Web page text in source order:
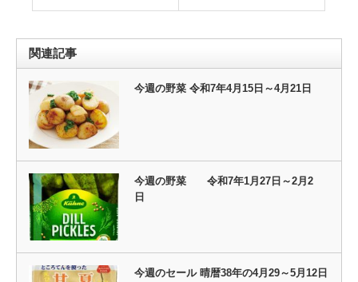
関連記事
今週の野菜 令和7年4月15日～4月21日
今週の野菜 令和7年1月27日～2月2
日
今週のセール 晴暦38年の4月29～5月12日